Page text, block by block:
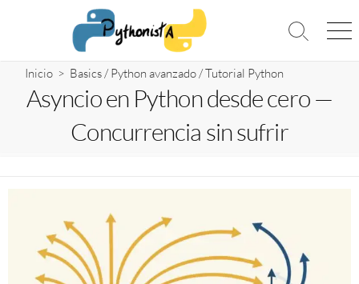
Alternar
Inicio > Basics/Python avanzado/Tutorial Python
Asyncio en Python desde cero —
Concurrencia sin sufrir